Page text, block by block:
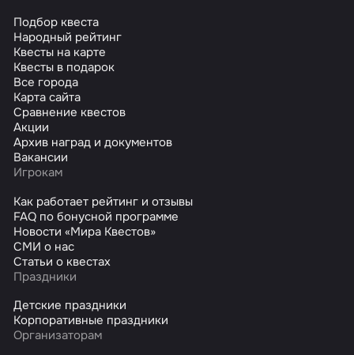
Подбор квеста
Народный рейтинг
Квесты на карте
Квесты в подарок
Все города
Карта сайта
Сравнение квестов
Акции
Архив наград и документов
Вакансии
Игрокам
Как работает рейтинг и отзывы
FAQ по бонусной программе
Новости «Мира Квестов»
СМИ о нас
Статьи о квестах
Праздники
Детские праздники
Корпоративные праздники
Организаторам